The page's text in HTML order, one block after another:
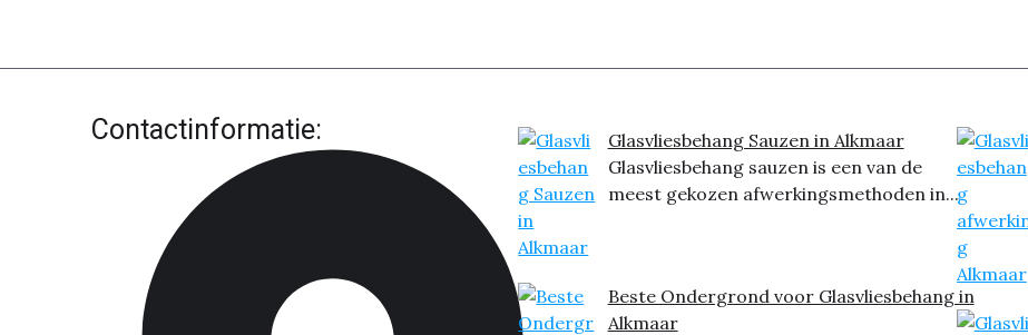
Contactinformatie:
Glasvliesbehang Sauzen in Alkmaar
Glasvliesbehang sauzen is een van de
meest gekozen afwerkingsmethoden in...
Beste Ondergrond voor Glasvliesbehang in
Alkmaar